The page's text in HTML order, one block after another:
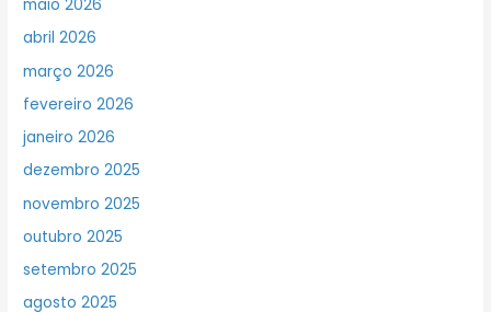
maio 2026
abril 2026
março 2026
fevereiro 2026
janeiro 2026
dezembro 2025
novembro 2025
outubro 2025
setembro 2025
agosto 2025